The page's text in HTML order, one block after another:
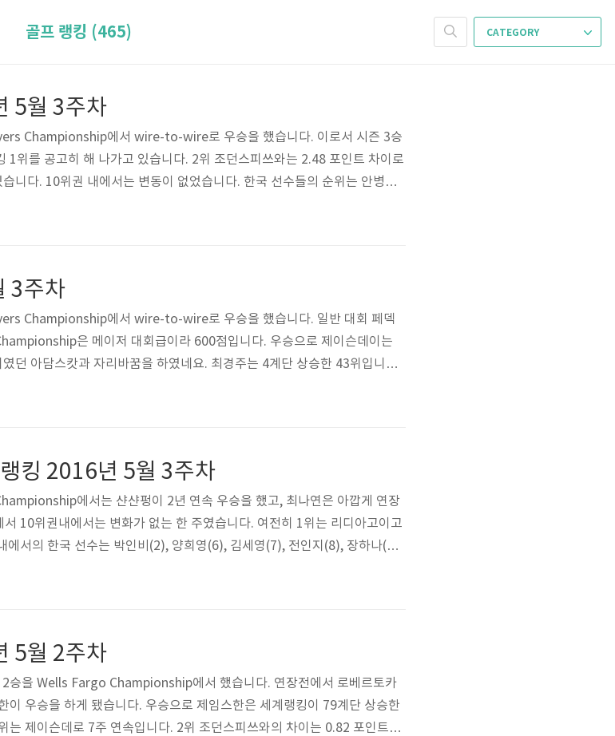
CATEGORY
골프 랭킹 (465)
5월 3주차
Championship에서 wire-to-wire로 우승을 했습니다. 이로서 시즌 3승
1위를 공고히 해 나가고 있습니다. 2위 조던스피쓰와는 2.48 포인트 차이로
니다. 10위권 내에서는 변동이 없었습니다. 한국 선수들의 순위는 안병훈
3주차
Championship에서 wire-to-wire로 우승을 했습니다. 일반 대회 페덱
은 메이저 대회급이라 600점입니다. 우승으로 제이슨데이는
던 아담스캇과 자리바꿈을 하였네요. 최경주는 4계단 상승한 43위입니다.
영 방식* 출처 : http://www.pgatour.com/stats/stat.02671.html 항상
킹 2016년 5월 3주차
에서는 샨샨펑이 2년 연속 우승을 했고, 최나연은 아깝게 연장
10위권내에서는 변화가 없는 한 주였습니다. 여전히 1위는 리디아고이고
에서의 한국 선수는 박인비(2), 양희영(6), 김세영(7), 전인지(8), 장하나(9)
en/rankings/
5월 2주차
승을 Wells Fargo Championship에서 했습니다. 연장전에서 로베르토카
이 우승을 하게 됐습니다. 우승으로 제임스한은 세계랭킹이 79계단 상승한
는 제이슨데로 7주 연속입니다. 2위 조던스피쓰와의 차이는 0.82 포인트입